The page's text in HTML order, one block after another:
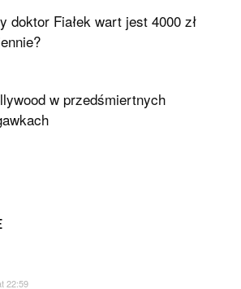
doktor Fiałek wart jest 4000 zł
w przedśmiertnych
22:59